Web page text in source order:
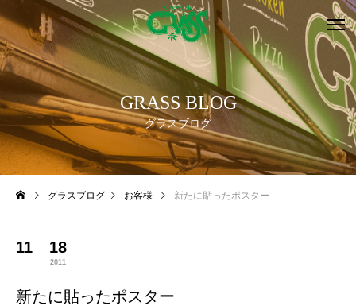
GRASS BLOG
グラスブログ
グラスブログ お客様 新たに貼ったポスター
11 18
2011
新たに貼ったポスター